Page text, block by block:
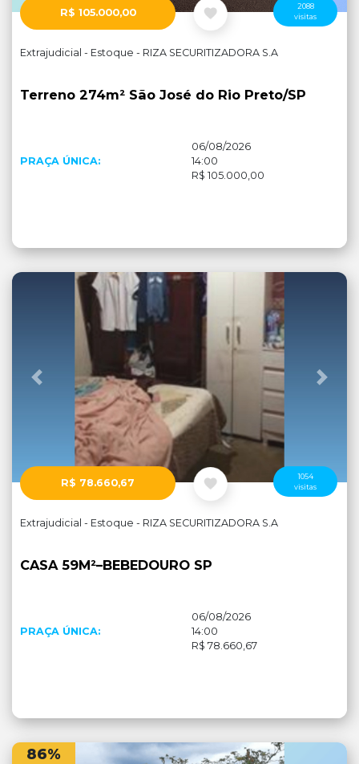
Cadastre-se Entrar
R$ 105.000,00
2088
visitas
Extrajudicial - Estoque - RIZA SECURITIZADORA S.A
Terreno 274m² São José do Rio Preto/SP
PRAÇA ÚNICA:
06/08/2026
14:00
R$ 105.000,00
Anterior
R$ 78.660,67
1054
visitas
Extrajudicial - Estoque - RIZA SECURITIZADORA S.A
CASA 59M²–BEBEDOURO SP
PRAÇA ÚNICA:
06/08/2026
14:00
R$ 78.660,67
86%